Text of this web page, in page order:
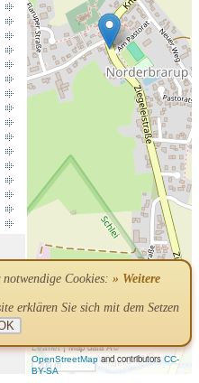
notwendige Cookies: » Weitere
erklären Sie sich mit dem Setzen